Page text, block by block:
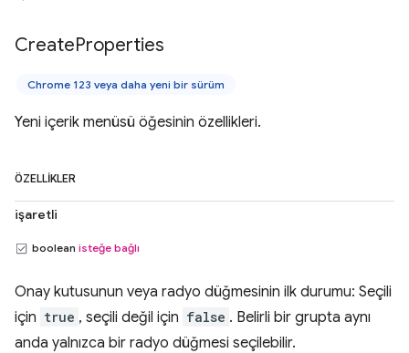
CreateProperties
Chrome 123 veya daha yeni bir sürüm
Yeni içerik menüsü öğesinin özellikleri.
ÖZELLIKLER
işaretli
boolean isteğe bağlı
Onay kutusunun veya radyo düğmesinin ilk durumu: Seçili
için true , seçili değil için false . Belirli bir grupta aynı
anda yalnızca bir radyo düğmesi seçilebilir.